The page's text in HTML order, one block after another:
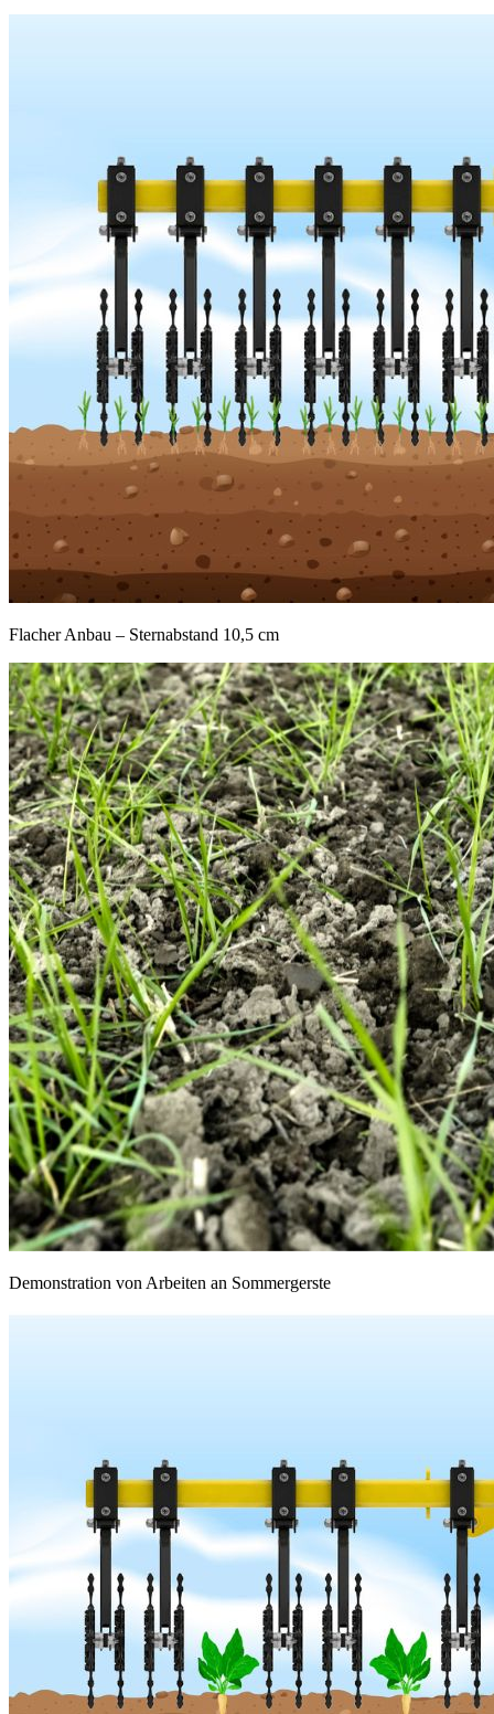
Flacher Anbau – Sternabstand 10,5 cm
Demonstration von Arbeiten an Sommergerste